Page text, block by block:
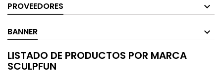
PROVEEDORES
BANNER
LISTADO DE PRODUCTOS POR MARCA
SCULPFUN